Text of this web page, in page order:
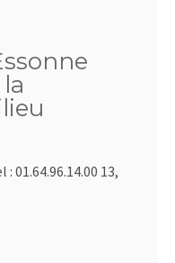
01.64.96.14.00 13,